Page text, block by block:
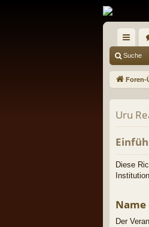
ch
ne
riff
Suche
Foren-
Uru
Diese
Der